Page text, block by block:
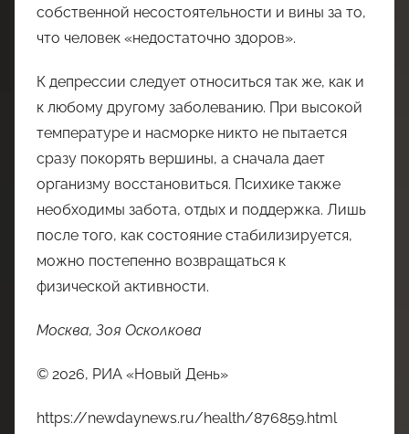
собственной несостоятельности и вины за то,
что человек «недостаточно здоров».
К депрессии следует относиться так же, как и
к любому другому заболеванию. При высокой
температуре и насморке никто не пытается
сразу покорять вершины, а сначала дает
организму восстановиться. Психике также
необходимы забота, отдых и поддержка. Лишь
после того, как состояние стабилизируется,
можно постепенно возвращаться к
физической активности.
Москва, Зоя Осколкова
© 2026, РИА «Новый День»
https://newdaynews.ru/health/876859.html